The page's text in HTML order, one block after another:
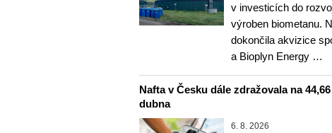
v investicích do
výroben biometanu.
dokončila akvizice
a Bioplyn Energy …
Nafta v Česku dále zdražovala na
dubna
6. 8. 2026